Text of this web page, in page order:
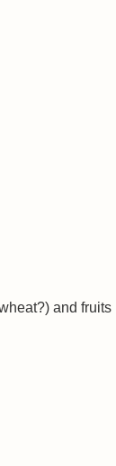
and fruits